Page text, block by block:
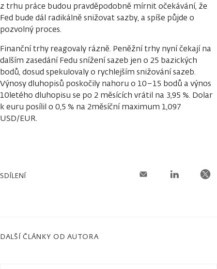
z trhu práce budou pravděpodobně mírnit očekávání, že
Fed bude dál radikálně snižovat sazby, a spíše půjde o
pozvolný proces.
Finanční trhy reagovaly rázně. Peněžní trhy nyní čekají na
dalším zasedání Fedu snížení sazeb jen o 25 bazických
bodů, dosud spekulovaly o rychlejším snižování sazeb.
Výnosy dluhopisů poskočily nahoru o 10–15 bodů a výnos
10letého dluhopisu se po 2 měsících vrátil na 3,95 %. Dolar
k euru posílil o 0,5 % na 2měsíční maximum 1,097
USD/EUR.
SDÍLENÍ
DALŠÍ ČLÁNKY OD AUTORA